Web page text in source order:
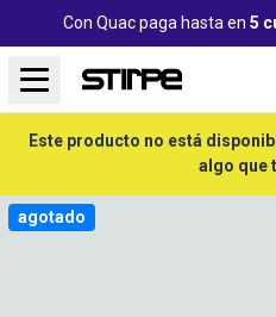
Con Quac paga hasta en 5
Este producto no está
algo que
agotado